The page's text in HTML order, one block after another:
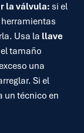
la válvula: si el
Usa la llave
tamaño
una
Si el
un técnico en